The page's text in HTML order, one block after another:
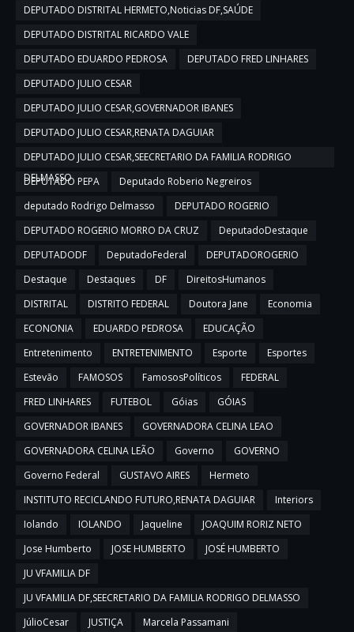
DEPUTADO DISTRITAL HERMETO,Noticias DF,SAÚDE
DEPUTADO DISTRITAL RICARDO VALE
DEPUTADO EDUARDO PEDROSA
DEPUTADO FRED LINHARES
DEPUTADO JULIO CESAR
DEPUTADO JULIO CESAR,GOVERNADOR IBANES
DEPUTADO JULIO CESAR,RENATA DAGUIAR
DEPUTADO JULIO CESAR,SEECRETARIO DA FAMILIA RODRIGO
DELMASSO
DEPUTADO PEPA
Deputado Roberio Negreiros
deputado Rodrigo Delmasso
DEPUTADO ROGERIO
DEPUTADO ROGERIO MORRO DA CRUZ
DeputadoDestaque
DEPUTADODF
DeputadoFederal
DEPUTADOROGERIO
Destaque
Destaques DF
DireitosHumanos
DISTRITAL
DISTRITO FEDERAL Doutora Jane
Economia
ECONONIA
EDUARDO PEDROSA
EDUCAÇÃO
Entretenimento
ENTRETENIMENTO Esporte
Esportes
Estevão
FAMOSOS FamososPolíticos
FEDERAL
FRED LINHARES
FUTEBOL Góias
GÓIAS
GOVERNADOR IBANES
GOVERNADORA CELINA LEAO
GOVERNADORA CELINA LEÃO
Governo
GOVERNO
Governo Federal
GUSTAVO AIRES
Hermeto
INSTITUTO RECICLANDO FUTURO,RENATA DAGUIAR
Interiors
Iolando
IOLANDO Jaqueline
JOAQUIM RORIZ NETO
Jose Humberto
JOSE HUMBERTO
JOSÉ HUMBERTO
JU VFAMILIA DF
JU VFAMILIA DF,SEECRETARIO DA FAMILIA RODRIGO DELMASSO
JúlioCesar
JUSTIÇA
Marcela Passamani